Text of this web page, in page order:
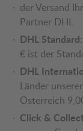
der Versand
Partner DHL
DHL Standard:
€ ist der
DHL
Länder
Österreich
Click &